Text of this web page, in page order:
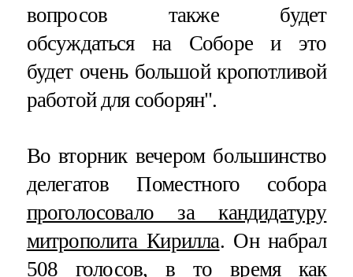
вопросов также будет
обсуждаться на Соборе и это
будет очень большой кропотливой
работой для соборян".
Во вторник вечером большинство
делегатов Поместного собора
проголосовало за кандидатуру
митрополита Кирилла. Он набрал
508 голосов, в то время как